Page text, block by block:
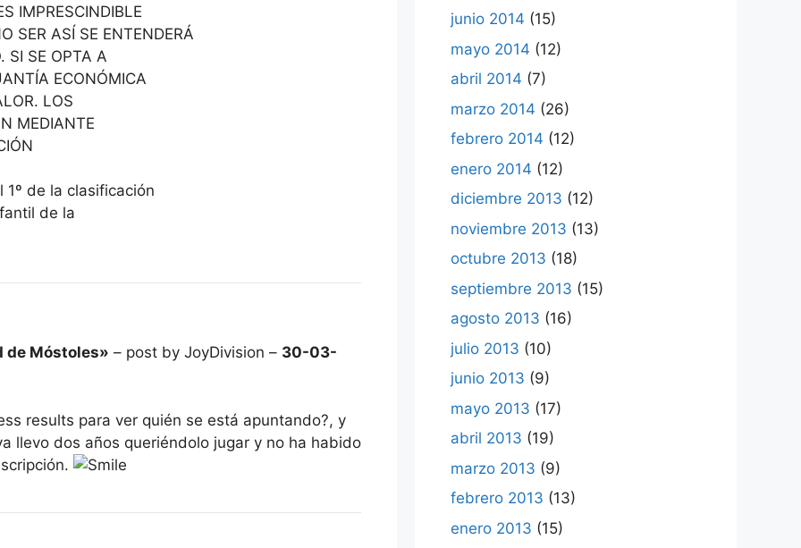
IMPRESCINDIBLE
SER ASÍ SE ENTENDERÁ
SI SE OPTA A
ECONÓMICA
LOS
MEDIANTE
1º de la clasificación
de la
de Móstoles» – post by JoyDivision – 30-03-
results para ver quién se está apuntando?, y
llevo dos años queriéndolo jugar y no ha habido
junio 2014 (15)
mayo 2014 (12)
abril 2014 (7)
marzo 2014 (26)
febrero 2014 (12)
enero 2014 (12)
diciembre 2013 (12)
noviembre 2013 (13)
octubre 2013 (18)
septiembre 2013 (15)
agosto 2013 (16)
julio 2013 (10)
junio 2013 (9)
mayo 2013 (17)
abril 2013 (19)
marzo 2013 (9)
febrero 2013 (13)
enero 2013 (15)